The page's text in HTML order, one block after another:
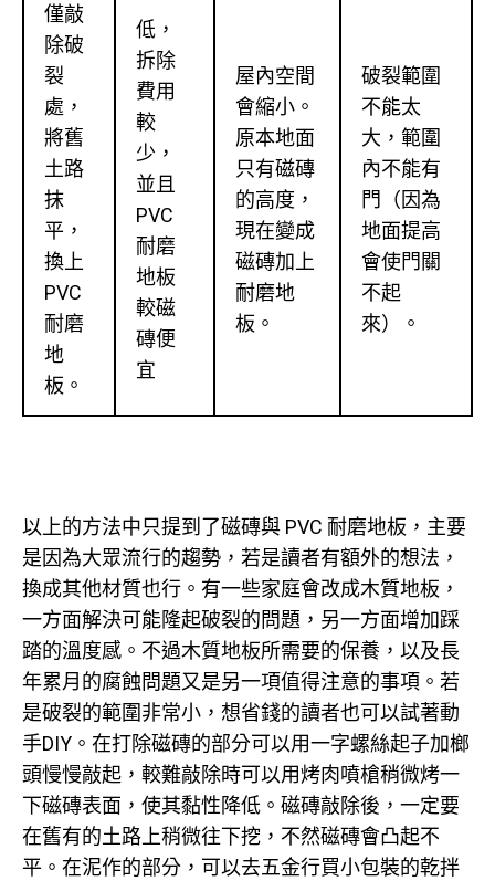
僅敲
除破
裂
處，
將舊
土路
抹
平，
換上
PVC
耐磨
地
板。
低，
拆除
費用
較
少，
並且
PVC
耐磨
地板
較磁
磚便
宜
屋內空間
會縮小。
原本地面
只有磁磚
的高度，
現在變成
磁磚加上
耐磨地
板。
破裂範圍
不能太
大，範圍
內不能有
門（因為
地面提高
會使門關
不起
來）。
以上的方法中只提到了磁磚與 PVC 耐磨地板，主要
是因為大眾流行的趨勢，若是讀者有額外的想法，
換成其他材質也行。有一些家庭會改成木質地板，
一方面解決可能隆起破裂的問題，另一方面增加踩
踏的溫度感。不過木質地板所需要的保養，以及長
年累月的腐蝕問題又是另一項值得注意的事項。若
是破裂的範圍非常小，想省錢的讀者也可以試著動
手DIY。在打除磁磚的部分可以用一字螺絲起子加榔
頭慢慢敲起，較難敲除時可以用烤肉噴槍稍微烤一
下磁磚表面，使其黏性降低。磁磚敲除後，一定要
在舊有的土路上稍微往下挖，不然磁磚會凸起不
平。在泥作的部分，可以去五金行買小包裝的乾拌